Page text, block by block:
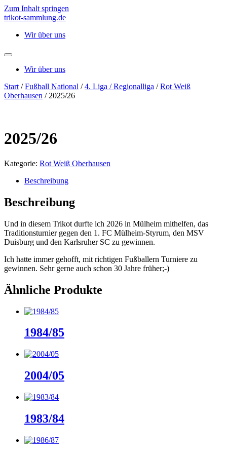
Zum Inhalt springen
trikot-sammlung.de
Wir über uns
Wir über uns
Start /Fußball National /4. Liga / Regionalliga /Rot Weiß
Oberhausen / 2025/26
2025/26
Kategorie: Rot Weiß Oberhausen
Beschreibung
Beschreibung
Und in diesem Trikot durfte ich 2026 in Mülheim mithelfen, das
Traditionsturnier gegen den 1. FC Mülheim-Styrum, den MSV
Duisburg und den Karlsruher SC zu gewinnen.
Ich hatte immer gehofft, mit richtigen Fußballern Turniere zu
gewinnen. Sehr gerne auch schon 30 Jahre früher;-)
Ähnliche Produkte
1984/85
2004/05
1983/84